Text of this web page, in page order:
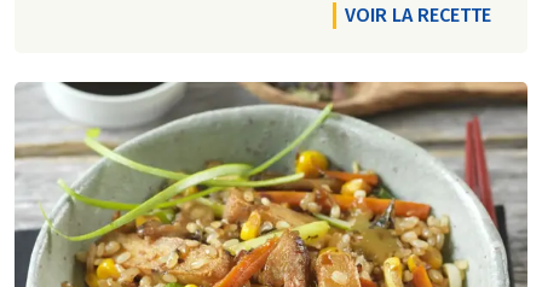
VOIR LA RECETTE